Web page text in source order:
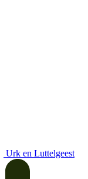
Urk en Luttelgeest